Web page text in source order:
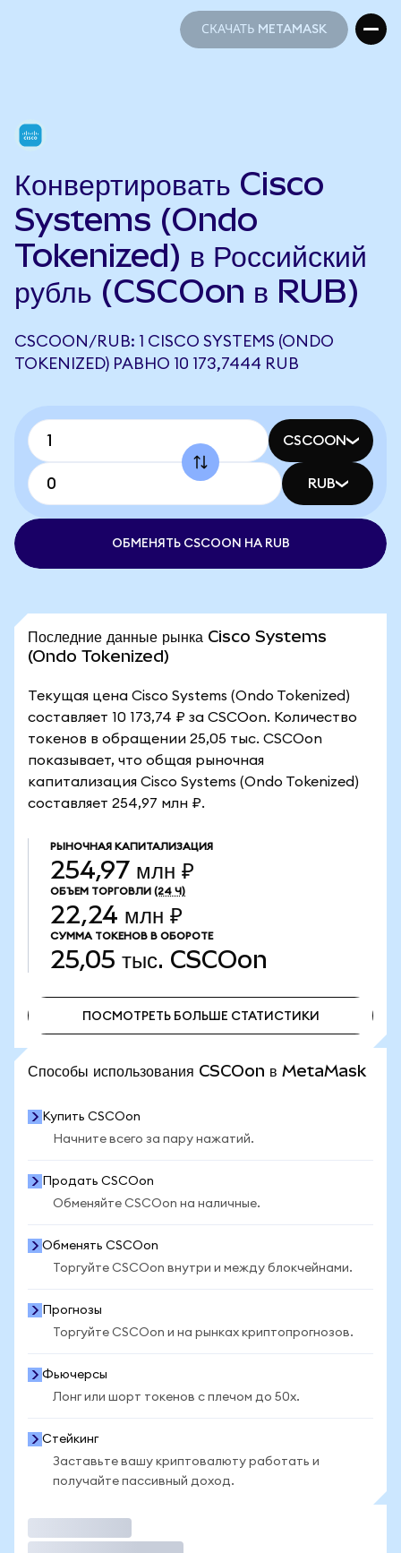
СКАЧАТЬ METAMASK
Конвертировать Cisco
Systems (Ondo
Tokenized) в Российский
рубль (CSCOon в RUB)
CSCOON/RUB: 1 CISCO SYSTEMS (ONDO
TOKENIZED) РАВНО 10 173,7444 RUB
CSCOON
RUB
ОБМЕНЯТЬ CSCOON НА RUB
Последние данные рынка Cisco Systems
(Ondo Tokenized)
Текущая цена Cisco Systems (Ondo Tokenized)
составляет 10 173,74 ₽ за CSCOon. Количество
токенов в обращении 25,05 тыс. CSCOon
показывает, что общая рыночная
капитализация Cisco Systems (Ondo Tokenized)
составляет 254,97 млн ₽.
РЫНОЧНАЯ КАПИТАЛИЗАЦИЯ
254,97 млн ₽
ОБЪЕМ ТОРГОВЛИ (24 Ч)
22,24 млн ₽
СУММА ТОКЕНОВ В ОБОРОТЕ
25,05 тыс. CSCOon
ПОСМОТРЕТЬ БОЛЬШЕ СТАТИСТИКИ
Способы использования CSCOon в MetaMask
Купить CSCOon
Начните всего за пару нажатий.
Продать CSCOon
Обменяйте CSCOon на наличные.
Обменять CSCOon
Торгуйте CSCOon внутри и между блокчейнами.
Прогнозы
Торгуйте CSCOon и на рынках криптопрогнозов.
Фьючерсы
Лонг или шорт токенов с плечом до 50x.
Стейкинг
Заставьте вашу криптовалюту работать и
получайте пассивный доход.